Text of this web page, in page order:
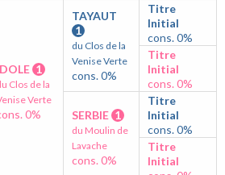
1
Clos de la
Verte
0%
TAYAUT
1
du Clos de la
Venise Verte
cons. 0%
Titre
Initial
cons. 0%
Titre
Initial
cons. 0%
SERBIE 1
du Moulin de
Lavache
cons. 0%
Titre
Initial
cons. 0%
Titre
Initial